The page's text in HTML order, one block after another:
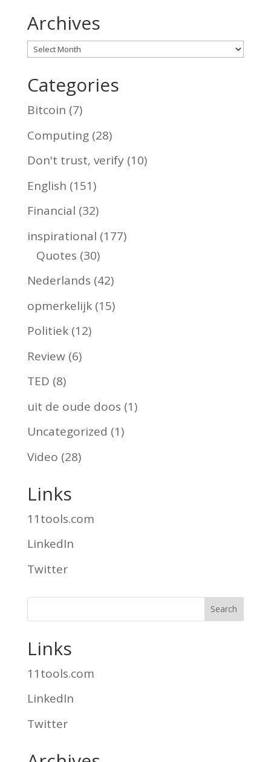
Archives
Archives
Categories
Bitcoin (7)
Computing(28)
Don't trust, verify (10)
English (151)
Financial (32)
inspirational (177)
Quotes (30)
Nederlands (42)
opmerkelijk(15)
Politiek(12)
Review(6)
TED (8)
uit de oude doos (1)
Uncategorized (1)
Video (28)
Links
11tools.com
LinkedIn
Twitter
Links
11tools.com
LinkedIn
Twitter